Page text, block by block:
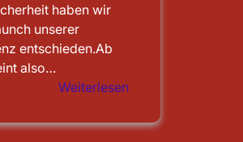
haben wir
unserer
entschieden.Ab
also…
Weiterlesen
Internetseite